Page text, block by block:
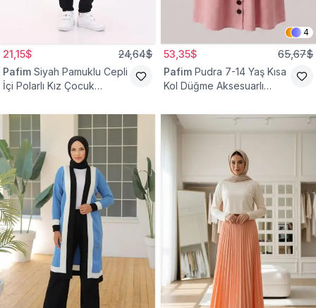
21,15$ 24,64$
Pafim Siyah Pamuklu Cepli
İçi Polarlı Kız Çocuk
4
53,35$ 65,67$
Pafim Pudra 7-14 Yaş Kısa
Kol Düğme Aksesuarlı